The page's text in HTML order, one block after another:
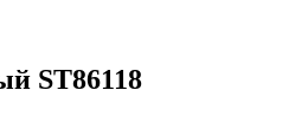
ST86118